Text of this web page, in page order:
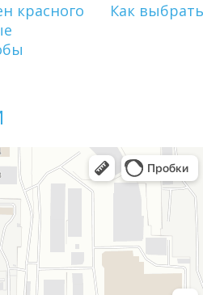
красного
Как